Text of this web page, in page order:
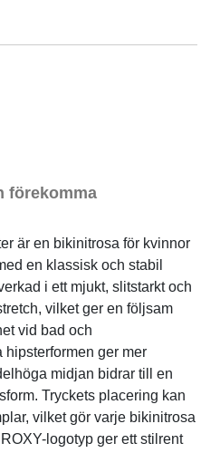
förekomma
är en bikinitrosa för kvinnor
en klassisk och stabil
i ett mjukt, slitstarkt och
vilket ger en följsam
vid bad och
hipsterformen ger mer
midjan bidrar till en
Tryckets placering kan
vilket gör varje bikinitrosa
logotyp ger ett stilrent